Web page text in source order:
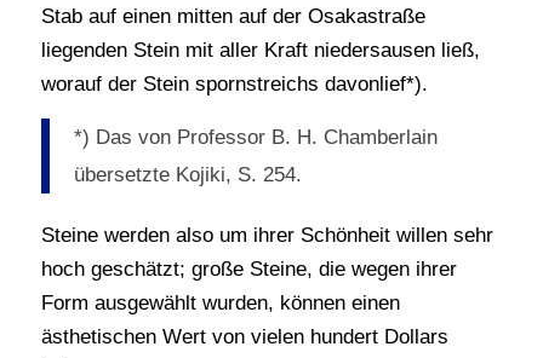
Stab auf einen mitten auf der Osakastraße
liegenden Stein mit aller Kraft niedersausen ließ,
worauf der Stein spornstreichs davonlief*).
*) Das von Professor B. H. Chamberlain
übersetzte Kojiki, S. 254.
Steine werden also um ihrer Schönheit willen sehr
hoch geschätzt; große Steine, die wegen ihrer
Form ausgewählt wurden, können einen
ästhetischen Wert von vielen hundert Dollars